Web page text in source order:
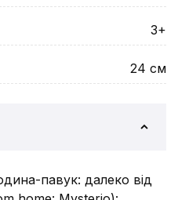
3+
24 см
павук: далеко від